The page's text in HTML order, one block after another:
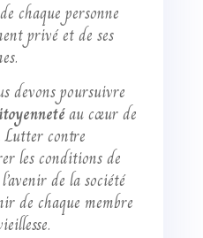
chaque personne
privé et de ses
devons poursuivre
au cœur de
Lutter contre
les conditions de
de la société
de chaque membre